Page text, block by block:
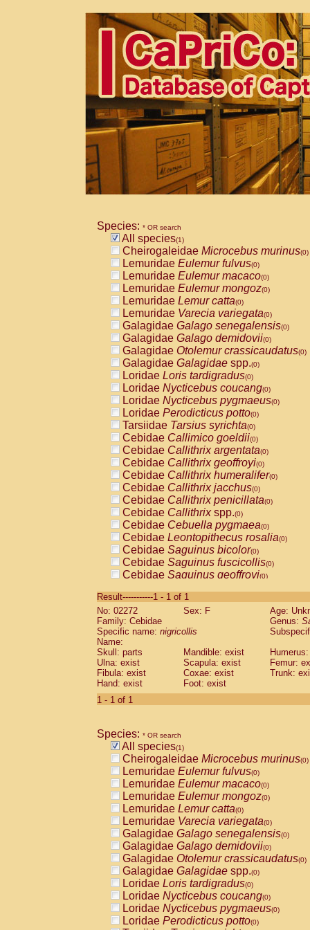
Species: * OR search
All species(1)
Cheirogaleidae Microcebus murinus(0)
Lemuridae Eulemur fulvus(0)
Lemuridae Eulemur macaco(0)
Lemuridae Eulemur mongoz(0)
Lemuridae Lemur catta(0)
Lemuridae Varecia variegata(0)
Galagidae Galago senegalensis(0)
Galagidae Galago demidovii(0)
Galagidae Otolemur crassicaudatus(0)
Galagidae Galagidae spp.(0)
Loridae Loris tardigradus(0)
Loridae Nycticebus coucang(0)
Loridae Nycticebus pygmaeus(0)
Loridae Perodicticus potto(0)
Tarsiidae Tarsius syrichta(0)
Cebidae Callimico goeldii(0)
Cebidae Callithrix argentata(0)
Cebidae Callithrix geoffroyi(0)
Cebidae Callithrix humeralifer(0)
Cebidae Callithrix jacchus(0)
Cebidae Callithrix penicillata(0)
Cebidae Callithrixspp.(0)
Cebidae Cebuella pygmaea(0)
Cebidae Leontopithecus rosalia(0)
Cebidae Saguinus bicolor(0)
Cebidae Saguinus fuscicollis(0)
Cebidae Saguinus geoffroyi(0)
CebidaeSaguinus labiatus(0)
Cebidae Saguinus leucopus (0)
Cebidae
CebidaeSaguinus mystax
Cebidae Saguinus nigricollis (1)
Cebidae Saguinus oedipus
Cebidae Saguinus weddelli
Cebidae Saguinusspp.
Cebidae
CebidaeCebus capucinus
CebidaeCebus nigrivittatus
CebidaeCebus spp.(0)
CebidaeSaimiri boliviensis(0)
CebidaeSaimiri sciureus(0)
AtelidaeAlouatta caraya(0)
AtelidaeAlouatta fusca(0)
AtelidaeAlouatta seniculus(0)
AtelidaeAlouattaspp.(0)
AtelidaeAteles belzebuth(0)
AtelidaeAteles geoffroyi(0)
AtelidaeAteles paniscus(0)
AtelidaeAtelesspp.(0)
AtelidaeLagothrix lagothricha(0)
AtelidaeLagothrix lagothricha cana
PitheciidaeCacajao calvus
Result-----------1 - 1 of 1
No: 02272
Sex: F
Age:
Family: Cebidae
Genus:
Specific name: nigricollis
Name:
Skull: parts
Mandible: exist
Ulna: exist
Scapula: exist
Femur:
Fibula: exist
Coxae: exist
Trunk:
Hand: exist
Foot: exist
1 - 1 of 1
Species: * OR search
All species(1)
Cheirogaleidae Microcebus murinus(0)
Lemuridae Eulemur fulvus(0)
Lemuridae Eulemur macaco(0)
Lemuridae Eulemur mongoz(0)
Lemuridae Lemur catta(0)
Lemuridae Varecia variegata(0)
Galagidae Galago senegalensis(0)
Galagidae Galago demidovii(0)
Galagidae Otolemur crassicaudatus(0)
Galagidae Galagidae spp.(0)
Loridae Loris tardigradus(0)
Loridae Nycticebus coucang(0)
Loridae Nycticebus pygmaeus(0)
Loridae Perodicticus potto(0)